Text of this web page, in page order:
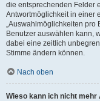
die entsprechenden Felder
Antwortmöglichkeit in einer
„Auswahlmöglichkeiten pro
Benutzer auswählen kann,
dabei eine zeitlich
Stimme ändern können.
Nach oben
Wieso kann ich nicht